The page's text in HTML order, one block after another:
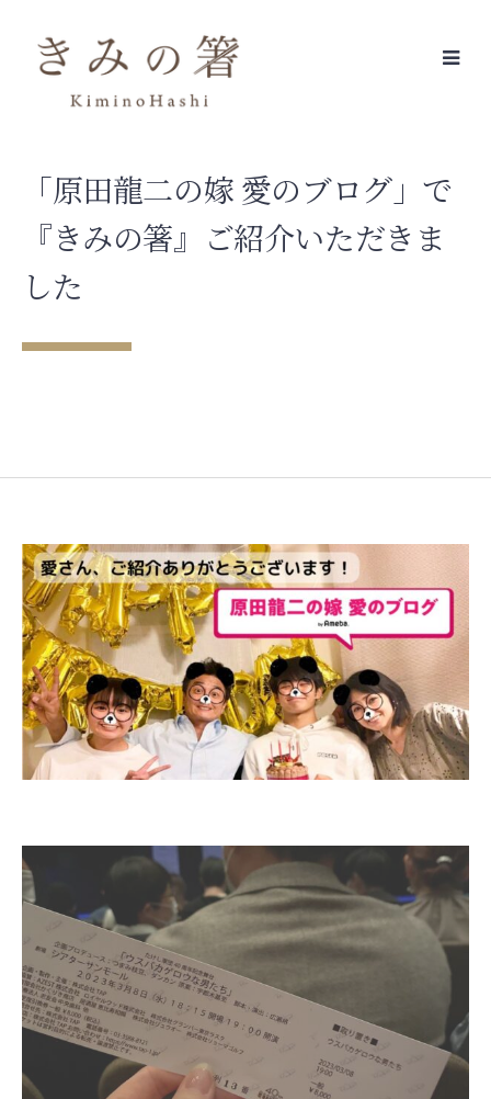
content
「原田龍二の嫁 愛のブログ」で
『きみの箸』ご紹介いただきま
した
たけし軍団４０周年記念プロジェクト
『ウスバカゲロウな男たち』
『さてさて今夜は・・・』